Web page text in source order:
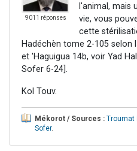
9011 réponses
l'animal, mais
vie, vous
cette
Hadéchèn tome 2-105 selon
et 'Haguigua 14b, voir Yad
Sofer 6-24].
Kol Touv.
Mékorot / Sources : Troumat
Sofer.